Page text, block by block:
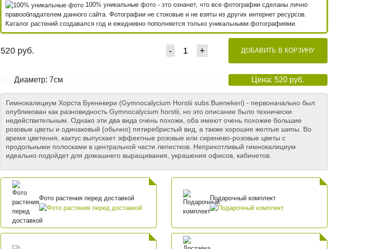
100% уникальные фото - это означет, что все фотографии сделаны лично
правообладателем данного сайта. Фотографии не стоковые и не взяты из других интернет ресурсов.
Каталог растений создавался год и ежедневно пополняется только уникальными фотографиями.
520 руб. - + ДОБАВИТЬ В КОРЗИНУ
Диаметр: 7см Цена: 520 руб.
Гимнокалициум Хорста Буенекери (Gymnocalycium Horstii subs.Buenekeri) - первоначально был
опубликован как разновидность Gymnocalycium horstii, но это описание было технически
недействительным. Однако эти два вида очень похожи, оба имеют очень похожие большие
розовые цветы и одинаковый (обычно) пятиребристый вид, а также хорошие желтые шипы. Во
время цветения, кактус выпускает эффектные розовые или сиренево-розовые цветы с
продольными полосками в центральной части лепестков. Неприхотливый гимнокалициум
идеально подойдет для домашнего выращивания, украшения офисов, кабинетов.
Фото растения перед доставкой Подарочный комплект